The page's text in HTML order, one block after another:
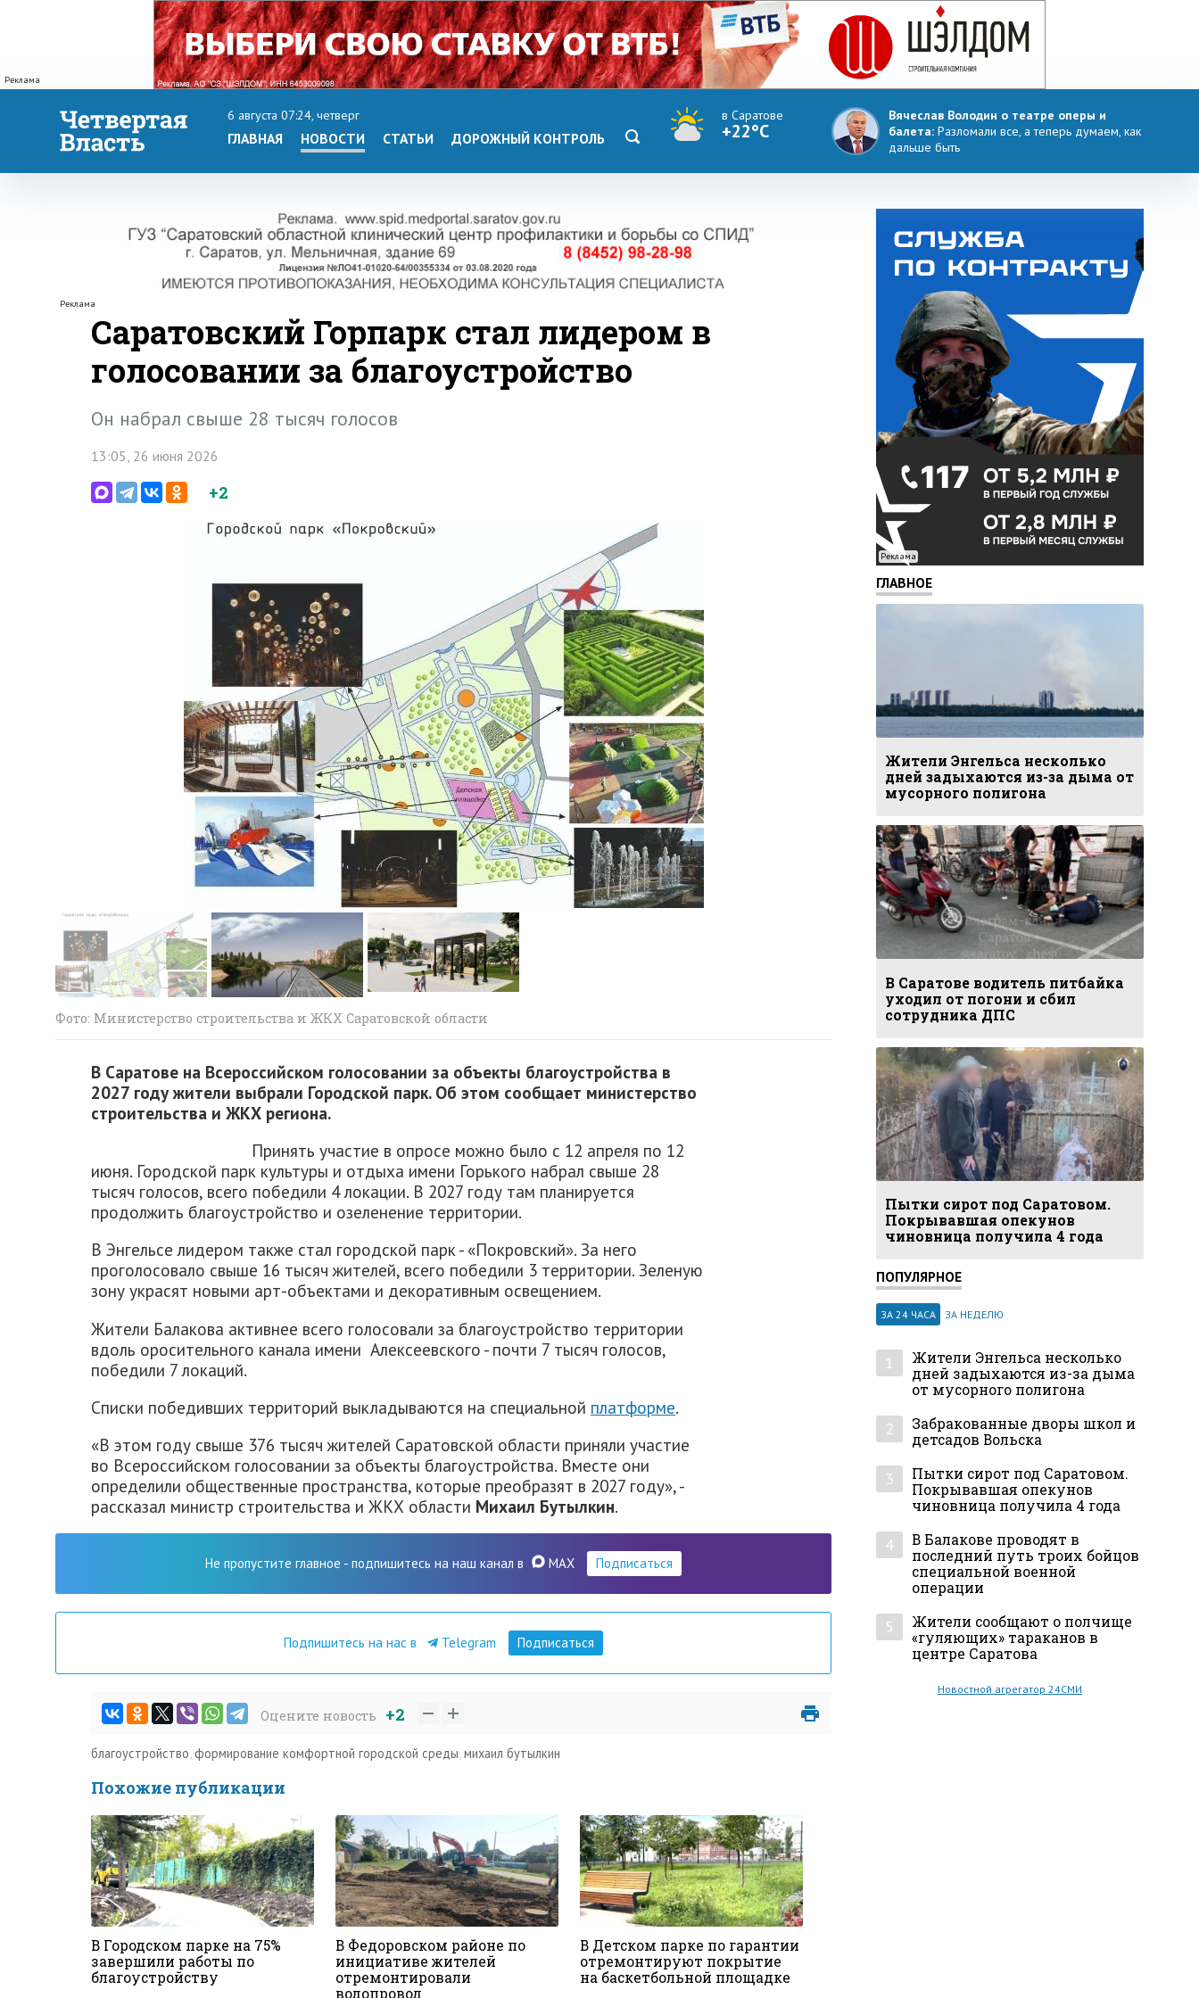
Реклама
6 августа 07:24, четверг
ГЛАВНАЯ НОВОСТИ СТАТЬИ ДОРОЖНЫЙ КОНТРОЛЬ
в Саратове
+22°C
Вячеслав Володин о театре оперы и
балета: Разломали все, а теперь думаем, как
дальше быть
Реклама
Саратовский Горпарк стал лидером в
голосовании за благоустройство
Он набрал свыше 28 тысяч голосов
13:05, 26 июня 2026
+2
Фото: Министерство строительства и ЖКХ Саратовской области
В Саратове на Всероссийском голосовании за объекты благоустройства в
2027 году жители выбрали Городской парк. Об этом сообщает министерство
строительства и ЖКХ региона.
Принять участие в опросе можно было с 12 апреля по 12
июня. Городской парк культуры и отдыха имени Горького набрал свыше 28
тысяч голосов, всего победили 4 локации. В 2027 году там планируется
продолжить благоустройство и озеленение территории.
В Энгельсе лидером также стал городской парк - «Покровский». За него
проголосовало свыше 16 тысяч жителей, всего победили 3 территории. Зеленую
зону украсят новыми арт-объектами и декоративным освещением.
Жители Балакова активнее всего голосовали за благоустройство территории
вдоль оросительного канала имени Алексеевского - почти 7 тысяч голосов,
победили 7 локаций.
Списки победивших территорий выкладываются на специальной платформе.
«В этом году свыше 376 тысяч жителей Саратовской области приняли участие
во Всероссийском голосовании за объекты благоустройства. Вместе они
определили общественные пространства, которые преобразят в 2027 году», -
рассказал министр строительства и ЖКХ области Михаил Бутылкин.
Не пропустите главное - подпишитесь на наш канал в MAX Подписаться
Подпишитесь на нас в Telegram Подписаться
Оцените новость +2
благоустройство,формирование комфортной городской среды,михаил бутылкин
Похожие публикации
В Городском парке на 75%
завершили работы по
благоустройству
В Федоровском районе по
инициативе жителей
отремонтировали
водопровод
В Детском парке по гарантии
отремонтируют покрытие
на баскетбольной площадке
Реклама
ГЛАВНОЕ
Жители Энгельса несколько
дней задыхаются из-за дыма от
мусорного полигона
В Саратове водитель питбайка
уходил от погони и сбил
сотрудника ДПС
Пытки сирот под Саратовом.
Покрывавшая опекунов
чиновница получила 4 года
ПОПУЛЯРНОЕ
ЗА 24 ЧАСА ЗА НЕДЕЛЮ
1
Жители Энгельса несколько
дней задыхаются из-за дыма
от мусорного полигона
2
Забракованные дворы школ и
детсадов Вольска
3
Пытки сирот под Саратовом.
Покрывавшая опекунов
чиновница получила 4 года
4
В Балакове проводят в
последний путь троих бойцов
специальной военной
операции
5
Жители сообщают о полчище
«гуляющих» тараканов в
центре Саратова
Новостной агрегатор 24СМИ